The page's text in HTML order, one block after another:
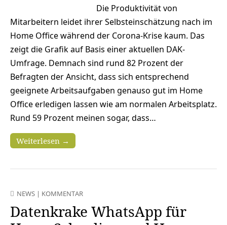
Die Produktivität von
Mitarbeitern leidet ihrer Selbsteinschätzung nach im
Home Office während der Corona-Krise kaum. Das
zeigt die Grafik auf Basis einer aktuellen DAK-
Umfrage. Demnach sind rund 82 Prozent der
Befragten der Ansicht, dass sich entsprechend
geeignete Arbeitsaufgaben genauso gut im Home
Office erledigen lassen wie am normalen Arbeitsplatz.
Rund 59 Prozent meinen sogar, dass…
Weiterlesen →
NEWS | KOMMENTAR
Datenkrake WhatsApp für